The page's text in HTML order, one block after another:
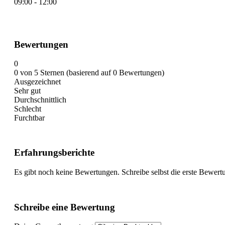
09:00 - 12:00
Bewertungen
0
0 von 5 Sternen (basierend auf 0 Bewertungen)
Ausgezeichnet
Sehr gut
Durchschnittlich
Schlecht
Furchtbar
Erfahrungsberichte
Es gibt noch keine Bewertungen. Schreibe selbst die erste
Schreibe eine Bewertung